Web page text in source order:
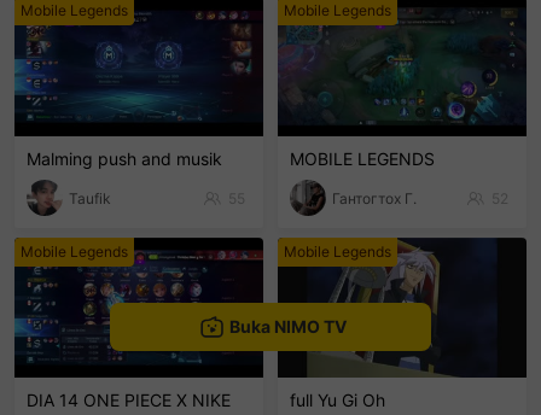
Mobile Legends
Malming push and musik
Taufik 55
Mobile Legends
MOBILE LEGENDS
Гантогтох Г. 52
Mobile Legends
DIA 14 ONE PIECE X NIKE
Mobile Legends
full Yu Gi Oh
Buka NIMO TV